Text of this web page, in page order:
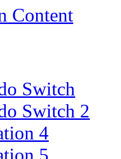
Content
Switch
Switch 2
4